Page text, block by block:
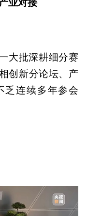
大批深耕细分赛
创新分论坛、产
乏连续多年参会